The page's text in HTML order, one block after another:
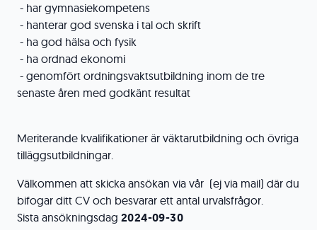
- har gymnasiekompetens
- hanterar god svenska i tal och skrift
- ha god hälsa och fysik
- ha ordnad ekonomi
- genomfört ordningsvaktsutbildning inom de tre
senaste åren med godkänt resultat
Meriterande kvalifikationer är väktarutbildning och övriga
tilläggsutbildningar.
Välkommen att skicka ansökan via vår (ej via mail) där du
bifogar ditt CV och besvarar ett antal urvalsfrågor.
Sista ansökningsdag 2024-09-30